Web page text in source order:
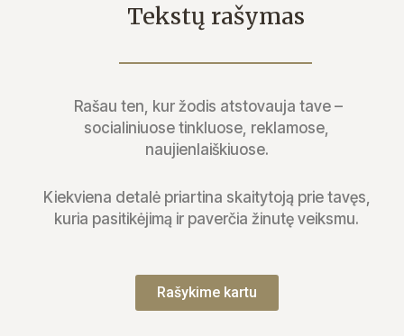
Tekstų rašymas
Rašau ten, kur žodis atstovauja tave –
socialiniuose tinkluose, reklamose,
naujienlaiškiuose.
Kiekviena detalė priartina skaitytoją prie tavęs,
kuria pasitikėjimą ir paverčia žinutę veiksmu.
Rašykime kartu